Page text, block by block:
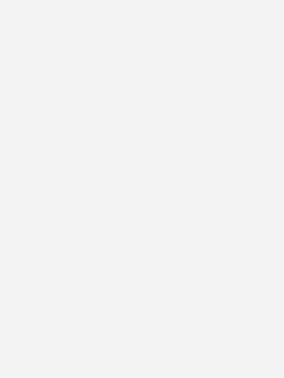
Vorstandsprognose. Das
Zinsen und Steuern, Kurz
67 Millionen Euro liegen. Es sei
zur Finanzierung der geplanten
liegen voraussichtlich
der SMA Vorstand ein
Euro das Ebitda soll 20
Impulse gehen dabei
in Europa und
aus. (nhp)